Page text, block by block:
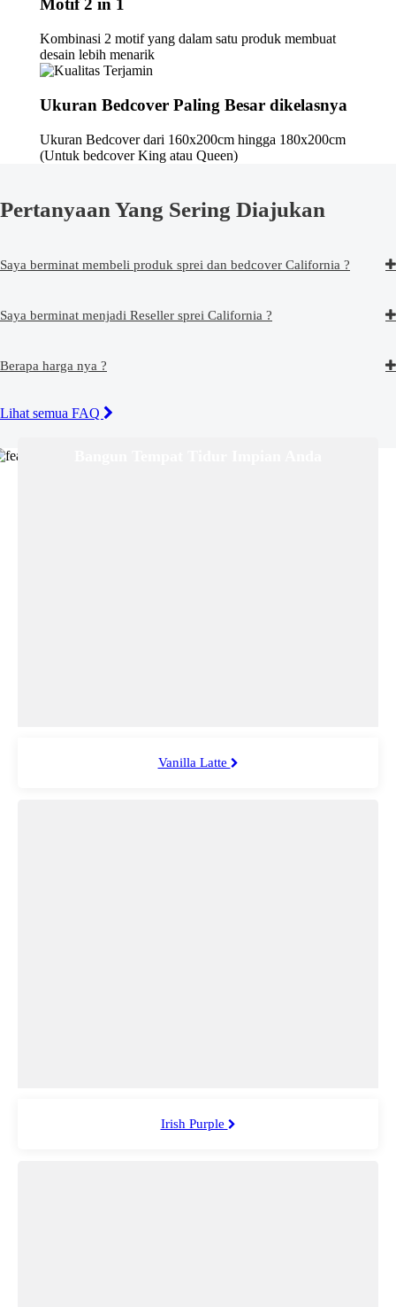
Motif 2 in 1
Kombinasi 2 motif yang dalam satu produk membuat
desain lebih menarik
Ukuran Bedcover Paling Besar dikelasnya
Ukuran Bedcover dari 160x200cm hingga 180x200cm
(Untuk bedcover King atau Queen)
Pertanyaan Yang Sering Diajukan
Saya berminat membeli produk sprei dan bedcover California ?
Saya berminat menjadi Reseller sprei California ?
Berapa harga nya ?
Lihat semua FAQ
Vanilla Latte
Irish Purple